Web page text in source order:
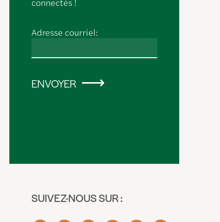
Adresse courriel:
ENVOYER
SUIVEZ-NOUS SUR :